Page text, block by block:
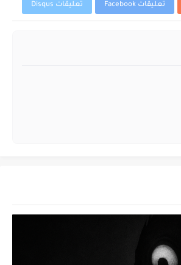
تعليقات Facebook تعليقات Disqus